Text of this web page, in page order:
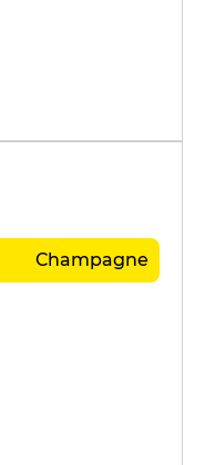
Champagne